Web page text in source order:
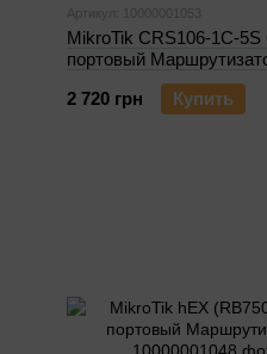
Артикул: 10000001053
MikroTik CRS106-1C-5S
портовый
2 720 грн
Купить